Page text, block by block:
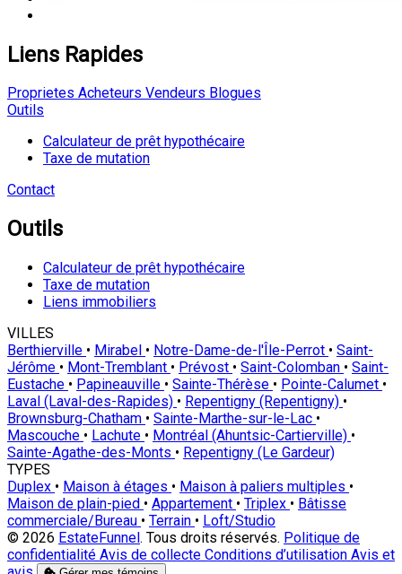
Liens Rapides
Proprietes Acheteurs Vendeurs Blogues
Outils
Calculateur de prêt hypothécaire
Taxe de mutation
Contact
Outils
Calculateur de prêt hypothécaire
Taxe de mutation
Liens immobiliers
VILLES
Berthierville • Mirabel • Notre-Dame-de-l'Île-Perrot • Saint-
Jérôme • Mont-Tremblant • Prévost • Saint-Colomban • Saint-
Eustache • Papineauville • Sainte-Thérèse • Pointe-Calumet •
Laval (Laval-des-Rapides) • Repentigny (Repentigny) •
Brownsburg-Chatham • Sainte-Marthe-sur-le-Lac •
Mascouche • Lachute • Montréal (Ahuntsic-Cartierville) •
Sainte-Agathe-des-Monts • Repentigny (Le Gardeur)
TYPES
Duplex • Maison à étages • Maison à paliers multiples •
Maison de plain-pied • Appartement • Triplex • Bâtisse
commerciale/Bureau • Terrain • Loft/Studio
© 2026 EstateFunnel . Tous droits réservés. Politique de
confidentialité Avis de collecte Conditions d’utilisation Avis et